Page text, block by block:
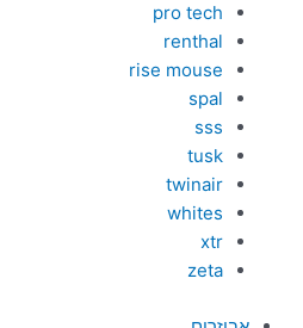
pro tech
renthal
rise mouse
spal
sss
tusk
twinair
whites
xtr
zeta